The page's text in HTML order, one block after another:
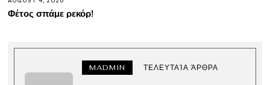
Φέτος σπάμε ρεκόρ!
MADMIN ΤΕΛΕΥΤΑΊΑ ΆΡΘΡΑ